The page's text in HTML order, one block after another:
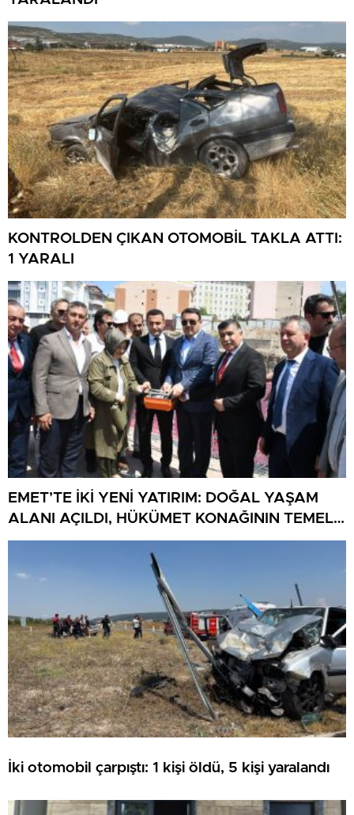
KONTROLDEN ÇIKAN OTOMOBİL TAKLA ATTI:
1 YARALI
EMET’TE İKİ YENİ YATIRIM: DOĞAL YAŞAM
ALANI AÇILDI, HÜKÜMET KONAĞININ TEMELİ
ATILDI
İki otomobil çarpıştı: 1 kişi öldü, 5 kişi yaralandı